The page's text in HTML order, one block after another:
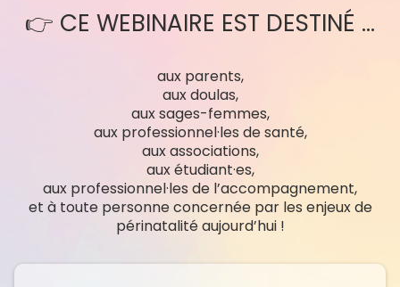
👉 CE WEBINAIRE EST DESTINÉ ...
aux parents,
aux doulas,
aux sages-femmes,
aux professionnel·les de santé,
aux associations,
aux étudiant·es,
aux professionnel·les de l’accompagnement,
et à toute personne concernée par les enjeux de
périnatalité aujourd’hui !